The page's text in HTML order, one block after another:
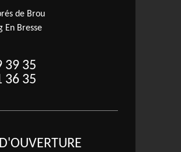
de Brou
En Bresse
39 35
36 35